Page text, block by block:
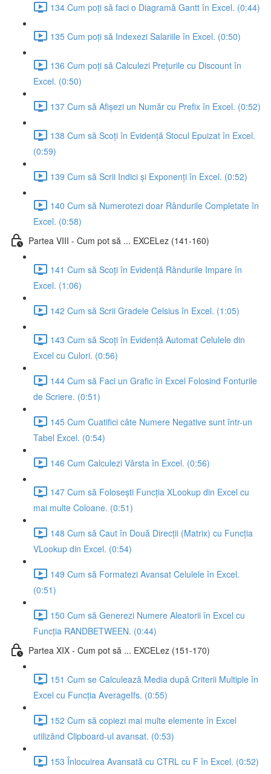
134 Cum poți să faci o Diagramă Gantt în Excel. (0:44)
135 Cum poți să Indexezi Salariile în Excel. (0:50)
136 Cum poți să Calculezi Prețurile cu Discount în
Excel. (0:50)
137 Cum să Afișezi un Număr cu Prefix în Excel. (0:52)
138 Cum să Scoți în Evidență Stocul Epuizat în Excel.
(0:59)
139 Cum să Scrii Indici și Exponenți în Excel. (0:52)
140 Cum să Numerotezi doar Rândurile Completate în
Excel. (0:58)
Partea VIII - Cum pot să ... EXCELez (141-160)
141 Cum să Scoți în Evidență Rândurile Impare în
Excel. (1:06)
142 Cum să Scrii Gradele Celsius în Excel. (1:05)
143 Cum să Scoți în Evidență Automat Celulele din
Excel cu Culori. (0:56)
144 Cum să Faci un Grafic în Excel Folosind Fonturile
de Scriere. (0:51)
145 Cum Cuatifici câte Numere Negative sunt într-un
Tabel Excel. (0:54)
146 Cum Calculezi Vârsta în Excel. (0:56)
147 Cum să Folosești Funcția XLookup din Excel cu
mai multe Coloane. (0:51)
148 Cum să Caut în Două Direcții (Matrix) cu Funcția
VLookup din Excel. (0:54)
149 Cum să Formatezi Avansat Celulele în Excel.
(0:51)
150 Cum să Generezi Numere Aleatorii în Excel cu
Funcția RANDBETWEEN. (0:44)
Partea XIX - Cum pot să ... EXCELez (151-170)
151 Cum se Calculează Media după Criterii Multiple în
Excel cu Funcția AverageIfs. (0:55)
152 Cum să copiezi mai multe elemente în Excel
utilizând Clipboard-ul avansat. (0:53)
153 Înlocuirea Avansată cu CTRL cu F în Excel. (0:52)